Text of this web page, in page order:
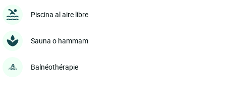
Piscina al aire libre
Sauna o hammam
Balnéothérapie